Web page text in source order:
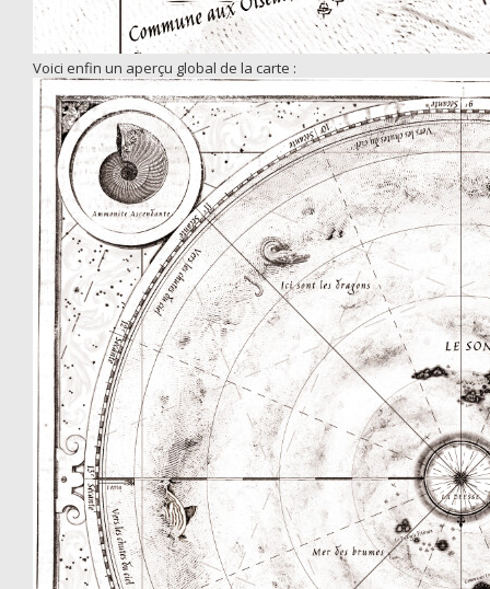
Voici enfin un aperçu global de la carte :